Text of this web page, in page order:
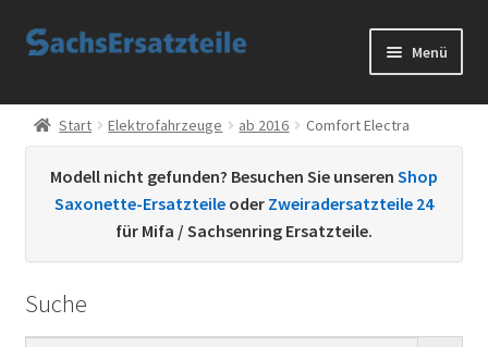
Zur
Zum
Menü
Start
Kontakt
Start Elektrofahrzeuge ab 2016 Comfort Electra
Modell nicht gefunden? Besuchen Sie unseren Shop
Saxonette-Ersatzteile oder Zweiradersatzteile 24
für Mifa / Sachsenring Ersatzteile.
Suche